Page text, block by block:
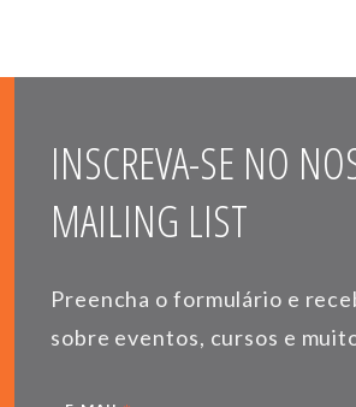
INSCREVA-SE NO
MAILING LIST
Preencha o formulário e
sobre eventos, cursos e